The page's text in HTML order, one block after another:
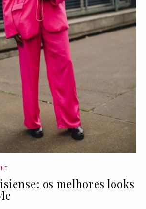
os melhores looks